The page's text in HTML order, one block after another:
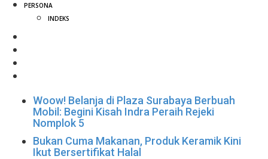
PERSONA
INDEKS
Woow! Belanja di Plaza Surabaya Berbuah
Mobil: Begini Kisah Indra Peraih Rejeki
Nomplok 5
Bukan Cuma Makanan, Produk Keramik Kini
Ikut Bersertifikat Halal